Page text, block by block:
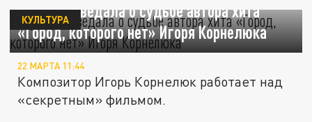
Муз-ТВ поведала о судьбе автора хита
«Город, которого нет» Игоря Корнелюка
КУЛЬТУРА
22 МАРТА 11:44
Композитор Игорь Корнелюк работает над
«секретным» фильмом.